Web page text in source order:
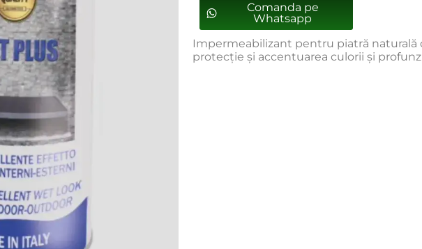
Comanda pe
Whatsapp
Impermeabilizant pentru piatră
protecție și accentuarea culorii și